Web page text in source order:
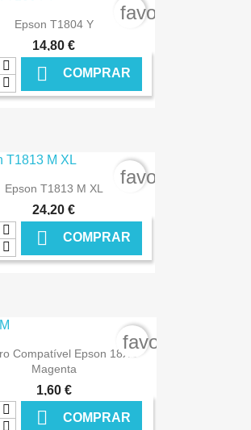
 Ver+
Epson T1804 Y
14,80 €
 COMPRAR
€ ONLINE
favorite_border
 Ver+
Epson T1813 M XL
24,20 €
 COMPRAR
€ ONLINE
favorite_border
 Ver+
Compatível Epson 18XL
Magenta
1,60 €
 COMPRAR
favorite_border